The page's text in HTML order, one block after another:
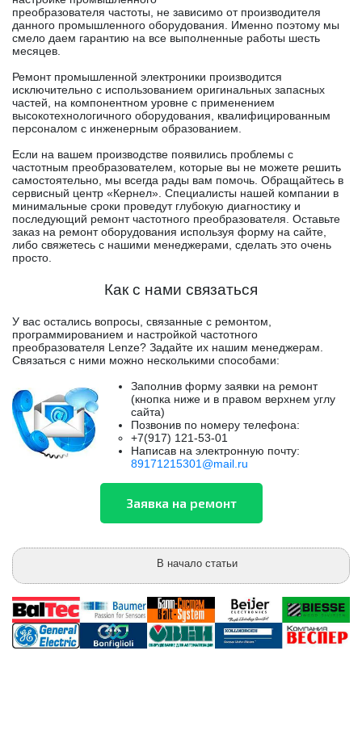
преобразователя частоты, не зависимо от производителя
данного промышленного оборудования. Именно поэтому мы
смело даем гарантию на все выполненные работы шесть
месяцев.
Ремонт промышленной электроники производится
исключительно с использованием оригинальных запасных
частей, на компонентном уровне с применением
высокотехнологичного оборудования, квалифицированным
персоналом с инженерным образованием.
Если на вашем производстве появились проблемы с
частотным преобразователем, которые вы не можете решить
самостоятельно, мы всегда рады вам помочь. Обращайтесь в
сервисный центр «Кернел». Специалисты нашей компании в
минимальные сроки проведут глубокую диагностику и
последующий ремонт частотного преобразователя. Оставьте
заказ на ремонт оборудования используя форму на сайте,
либо свяжетесь с нашими менеджерами, сделать это очень
просто.
Как с нами связаться
У вас остались вопросы, связанные с ремонтом,
программированием и настройкой частотного
преобразователя Lenze? Задайте их нашим менеджерам.
Связаться с ними можно несколькими способами:
Заполнив форму заявки на ремонт
(кнопка ниже и в правом верхнем углу
сайта)
Позвонив по номеру телефона:
+7(917) 121-53-01
Написав на электронную почту:
89171215301@mail.ru
В начало статьи